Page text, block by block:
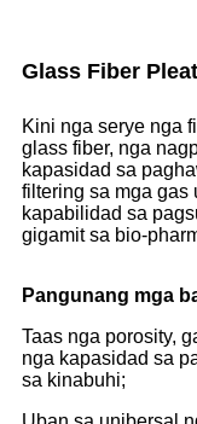
Glass Fiber
Kini nga serye nga
glass fiber, nga
kapasidad sa
filtering sa mga gas
kapabilidad sa
gigamit sa bio-
Pangunang mga
Taas nga porosity,
nga kapasidad sa
sa kinabuhi;